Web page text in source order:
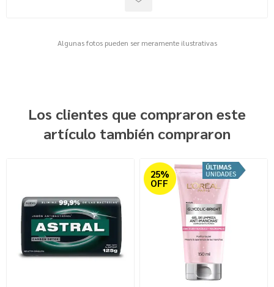
Algunas fotos pueden ser meramente ilustrativas
Los clientes que compraron este
artículo también compraron
25%
OFF